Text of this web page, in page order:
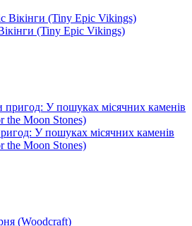
(Tiny Epic Vikings)
У пошуках місячних каменів
the Moon Stones)